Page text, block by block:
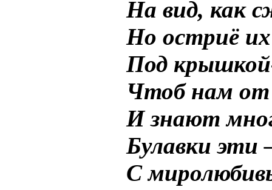
На вид, как
Но остриё их
Под
Чтоб нам от
И знают
Булавки эти
С